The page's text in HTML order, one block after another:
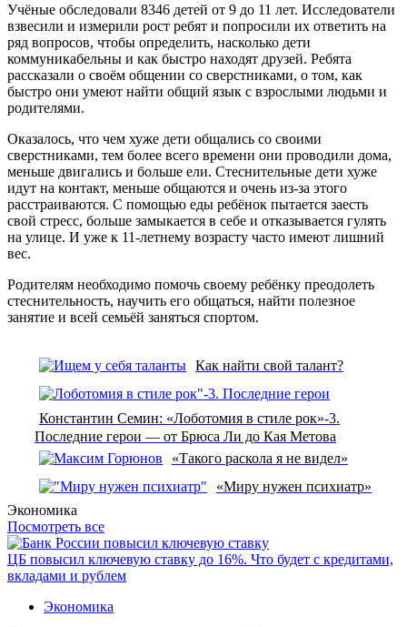
Учёные обследовали 8346 детей от 9 до 11 лет. Исследователи
взвесили и измерили рост ребят и попросили их ответить на
ряд вопросов, чтобы определить, насколько дети
коммуникабельны и как быстро находят друзей. Ребята
рассказали о своём общении со сверстниками, о том, как
быстро они умеют найти общий язык с взрослыми людьми и
родителями.
Оказалось, что чем хуже дети общались со своими
сверстниками, тем более всего времени они проводили дома,
меньше двигались и больше ели. Стеснительные дети хуже
идут на контакт, меньше общаются и очень из-за этого
расстраиваются. С помощью еды ребёнок пытается заесть
свой стресс, больше замыкается в себе и отказывается гулять
на улице. И уже к 11-летнему возрасту часто имеют лишний
вес.
Родителям необходимо помочь своему ребёнку преодолеть
стеснительность, научить его общаться, найти полезное
занятие и всей семьёй заняться спортом.
Как найти свой талант?
Константин Семин: «Лоботомия в стиле рок»-3.
Последние герои — от Брюса Ли до Кая Метова
«Такого раскола я не видел»
«Миру нужен психиатр»
Экономика
Посмотреть все
ЦБ повысил ключевую ставку до 16%. Что будет с кредитами,
вкладами и рублем
Экономика